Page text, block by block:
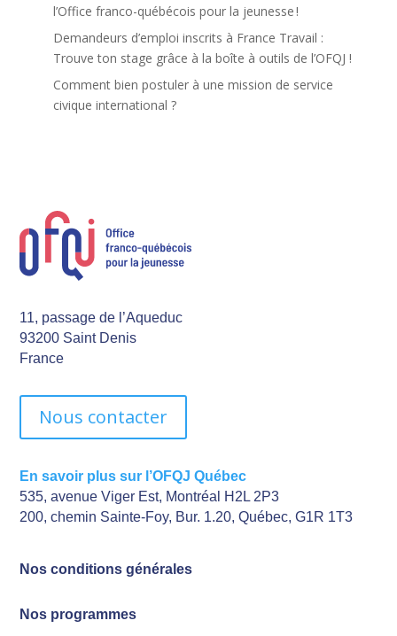
l’Office franco-québécois pour la jeunesse !
Demandeurs d’emploi inscrits à France Travail :
Trouve ton stage grâce à la boîte à outils de l’OFQJ !
Comment bien postuler à une mission de service
civique international ?
11, passage de l’Aqueduc
93200 Saint Denis
France
Nous contacter
En savoir plus sur l’OFQJ Québec
535, avenue Viger Est, Montréal H2L 2P3
200, chemin Sainte-Foy, Bur. 1.20, Québec, G1R 1T3
Nos conditions générales
Nos programmes